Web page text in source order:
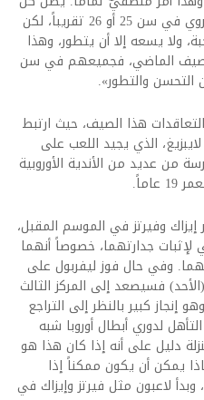
لاعب في العالم إلى قمة أدائه الكروي في سن 25 أو 26 تقريباً، لكن
ولا يسعه إلا أن يتطور، وهذا
الصيف الماضي، فجميعهم في سن
والتطور».
هذا الصيف، حيث ارتبط
الذي يجيد اللعب على
من عديد من الأندية الأوروبية
وفيرتز في الموسم المقبل،
لإثبات جدارتهما، خصوصاً أنهما
وفي حال فوز ليفربول على
فسيصعد إلى المركز الثالث
إنجاز كبير بالنظر إلى التراجع
لدوري أبطال أوروبا شبه
دليل على أنه إذا كان هذا هو
يمكن أن يكون ممكناً إذا
لاعبون مثل فيرتز وإيزاك في